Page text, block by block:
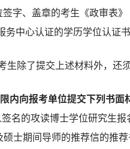
字、盖章的考生《政审表》
务中心认证的学历学位认
生除了提交上述材料外，
内向报考单位提交下列书面
名的攻读博士学位研究生报
士期间导师的推荐信的推荐